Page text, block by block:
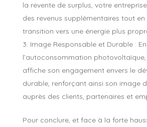
la revente de surplus, votre
des revenus supplémentaires tout
transition vers une énergie plus
Image Responsable et Durable :
l’autoconsommation
affiche son engagement envers le
durable, renforçant ainsi son image
auprès des clients, partenaires et
Pour conclure, et face à la forte